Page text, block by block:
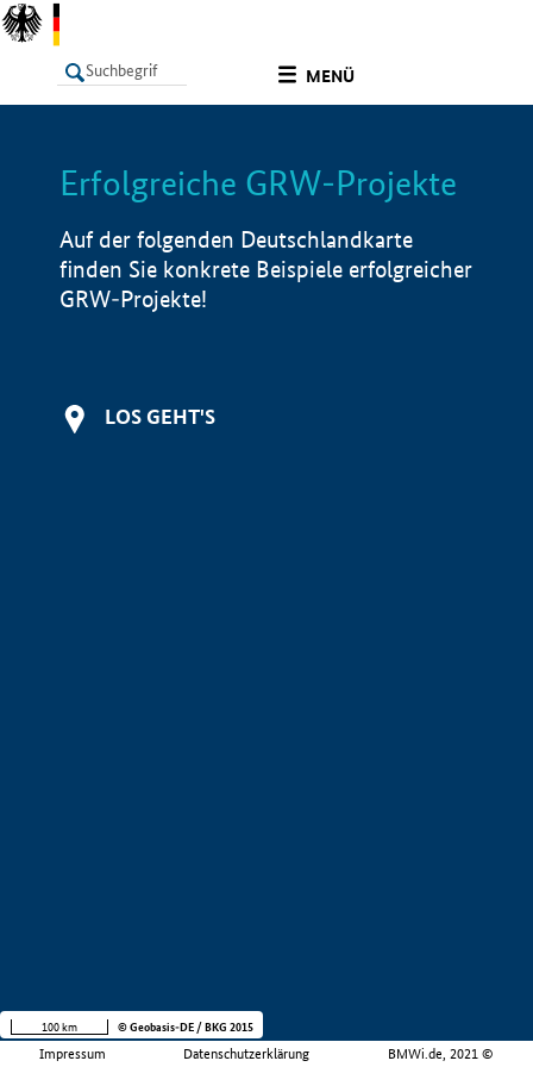
MENÜ
LISTE Info
Erfolgreiche GRW-Projekte
Auf der folgenden Deutschlandkarte
finden Sie konkrete Beispiele erfolgreicher
GRW-Projekte!
LOS GEHT'S
Impressum Datenschutzerklärung BMWi.de, 2021 ©
100 km © Geobasis-DE / BKG 2015